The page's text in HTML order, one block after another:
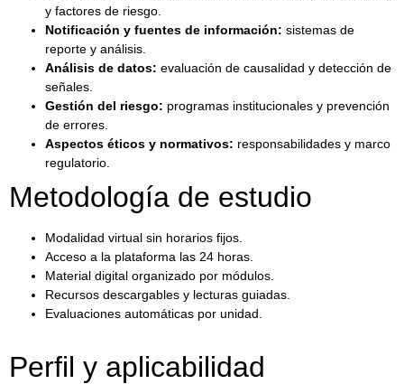
y factores de riesgo.
Notificación y fuentes de información: sistemas de
reporte y análisis.
Análisis de datos: evaluación de causalidad y detección de
señales.
Gestión del riesgo: programas institucionales y prevención
de errores.
Aspectos éticos y normativos: responsabilidades y marco
regulatorio.
Metodología de estudio
Modalidad virtual sin horarios fijos.
Acceso a la plataforma las 24 horas.
Material digital organizado por módulos.
Recursos descargables y lecturas guiadas.
Evaluaciones automáticas por unidad.
Perfil y aplicabilidad